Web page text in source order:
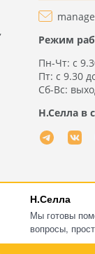
Н.Селла
Мы готовы
вопросы,
Режим
Пн-Чт: с
Пт: с 9.30
Сб-Вс:
Н.Селла в
характер и не